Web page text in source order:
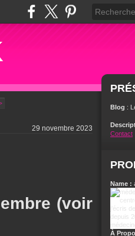
29 novembre 2023
(voir
Blog :
Contact
Name :
À